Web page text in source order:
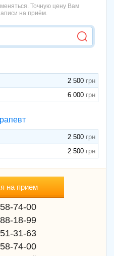
Точную цену Вам
на приём.
2 500
6 000
2 500
2 500
на прием
74-00
18-99
31-63
74-00